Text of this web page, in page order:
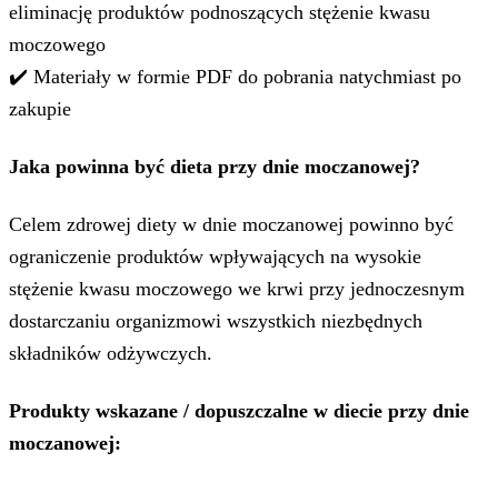
eliminację produktów podnoszących stężenie kwasu
moczowego
✔️ Materiały w formie PDF do pobrania natychmiast po
zakupie
Jaka powinna być dieta przy dnie moczanowej?
Celem zdrowej diety w dnie moczanowej powinno być
ograniczenie produktów wpływających na wysokie
stężenie kwasu moczowego we krwi przy jednoczesnym
dostarczaniu organizmowi wszystkich niezbędnych
składników odżywczych.
Produkty wskazane / dopuszczalne w diecie przy dnie
moczanowej: